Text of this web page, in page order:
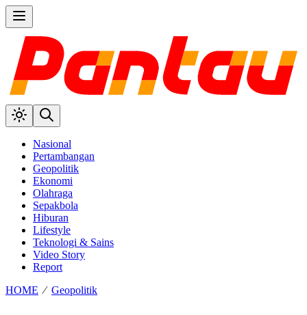
Nasional
Pertambangan
Geopolitik
Ekonomi
Olahraga
Sepakbola
Hiburan
Lifestyle
Teknologi & Sains
Video Story
Report
HOME ⁄ Geopolitik